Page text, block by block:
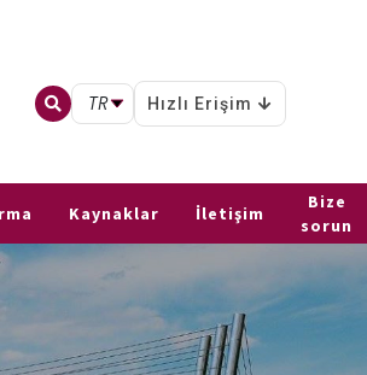
TR Hızlı Erişim
Kaynaklar İletişim
Bize
sorun